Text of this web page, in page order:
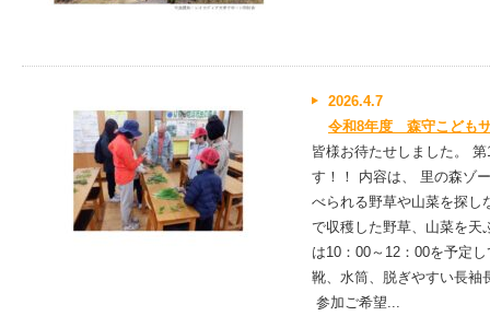
2026.4.7
令和8年度 森守こども
皆様お待たせしました。
す！！ 内容は、 里の森ゾ
べられる野草や山菜を探し
で収穫した野草、山菜を天
は10：00～12：00を予定
靴、水筒、脱ぎやすい長袖
参加ご希望...